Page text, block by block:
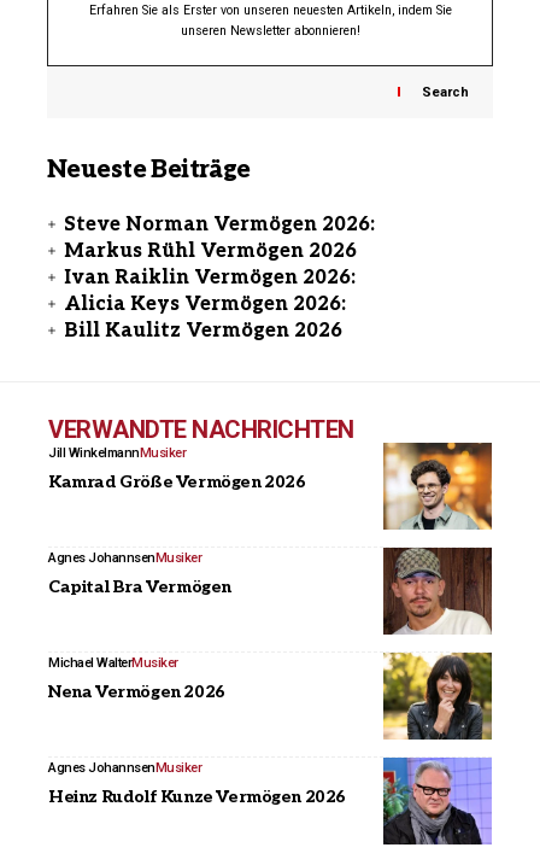
Erfahren Sie als Erster von unseren neuesten Artikeln, indem Sie
unseren Newsletter abonnieren!
Search
Neueste Beiträge
Steve Norman Vermögen 2026:
Markus Rühl Vermögen 2026
Ivan Raiklin Vermögen 2026:
Alicia Keys Vermögen 2026:
Bill Kaulitz Vermögen 2026
VERWANDTE NACHRICHTEN
Jill Winkelmann Musiker
Kamrad Größe Vermögen 2026
Agnes Johannsen Musiker
Capital Bra Vermögen
Michael WalterMusiker
Nena Vermögen 2026
Agnes Johannsen Musiker
Heinz Rudolf Kunze Vermögen 2026